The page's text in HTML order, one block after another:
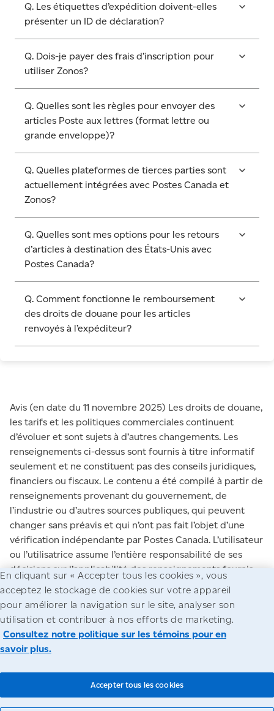
Q. Les étiquettes d’expédition doivent-elles
présenter un ID de déclaration?
Q. Dois-je payer des frais d’inscription pour
utiliser Zonos?
Q. Quelles sont les règles pour envoyer des
articles Poste aux lettres (format lettre ou
grande enveloppe)?
Q. Quelles plateformes de tierces parties sont
actuellement intégrées avec Postes Canada et
Zonos?
Q. Quelles sont mes options pour les retours
d’articles à destination des États-Unis avec
Postes Canada?
Q. Comment fonctionne le remboursement
des droits de douane pour les articles
renvoyés à l’expéditeur?
Avis (en date du 11 novembre 2025) Les droits de douane,
les tarifs et les politiques commerciales continuent
d’évoluer et sont sujets à d’autres changements. Les
renseignements ci-dessus sont fournis à titre informatif
seulement et ne constituent pas des conseils juridiques,
financiers ou fiscaux. Le contenu a été compilé à partir de
renseignements provenant du gouvernement, de
l’industrie ou d’autres sources publiques, qui peuvent
changer sans préavis et qui n’ont pas fait l’objet d’une
vérification indépendante par Postes Canada. L’utilisateur
ou l’utilisatrice assume l’entière responsabilité de ses
décisions sur l’applicabilité des renseignements fournis.
Avant d’agir, l’utilisateur ou l’utilisatrice doit obtenir des
conseils professionnels indépendants adaptés à ses
besoins et à sa situation particulière.
© Société canadienne des postes
En cliquant sur « Accepter tous les cookies », vous
acceptez le stockage de cookies sur votre appareil
pour améliorer la navigation sur le site, analyser son
utilisation et contribuer à nos efforts de marketing.
Consultez notre politique sur les témoins pour en
savoir plus.
Accepter tous les cookies